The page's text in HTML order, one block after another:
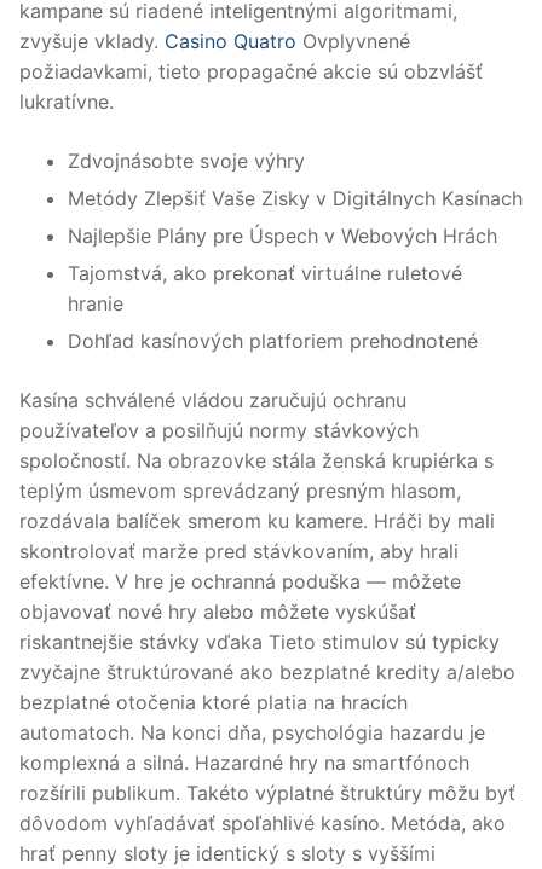
kampane sú riadené inteligentnými algoritmami,
zvyšuje vklady. Casino Quatro Ovplyvnené
požiadavkami, tieto propagačné akcie sú obzvlášť
lukratívne.
Zdvojnásobte svoje výhry
Metódy Zlepšiť Vaše Zisky v Digitálnych Kasínach
Najlepšie Plány pre Úspech v Webových Hrách
Tajomstvá, ako prekonať virtuálne ruletové
hranie
Dohľad kasínových platforiem prehodnotené
Kasína schválené vládou zaručujú ochranu
používateľov a posilňujú normy stávkových
spoločností. Na obrazovke stála ženská krupiérka s
teplým úsmevom sprevádzaný presným hlasom,
rozdávala balíček smerom ku kamere. Hráči by mali
skontrolovať marže pred stávkovaním, aby hrali
efektívne. V hre je ochranná poduška — môžete
objavovať nové hry alebo môžete vyskúšať
riskantnejšie stávky vďaka Tieto stimulov sú typicky
zvyčajne štruktúrované ako bezplatné kredity a/alebo
bezplatné otočenia ktoré platia na hracích
automatoch. Na konci dňa, psychológia hazardu je
komplexná a silná. Hazardné hry na smartfónoch
rozšírili publikum. Takéto výplatné štruktúry môžu byť
dôvodom vyhľadávať spoľahlivé kasíno. Metóda, ako
hrať penny sloty je identický s sloty s vyššími